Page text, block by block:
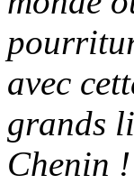
avec
grands
Chenin !